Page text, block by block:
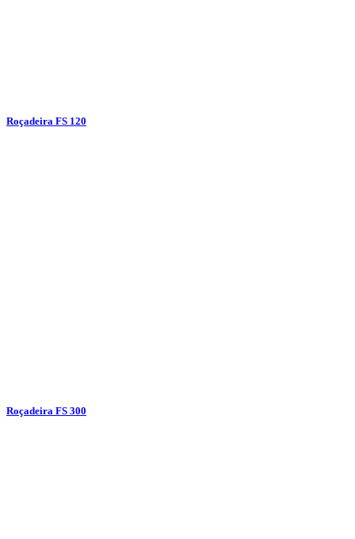
Roçadeira FS 120
Roçadeira FS 300